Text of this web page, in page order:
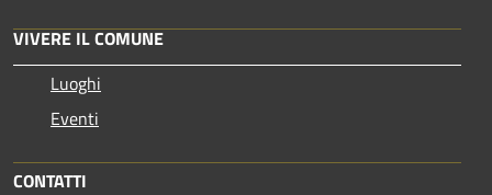
VIVERE IL COMUNE
Luoghi
Eventi
CONTATTI